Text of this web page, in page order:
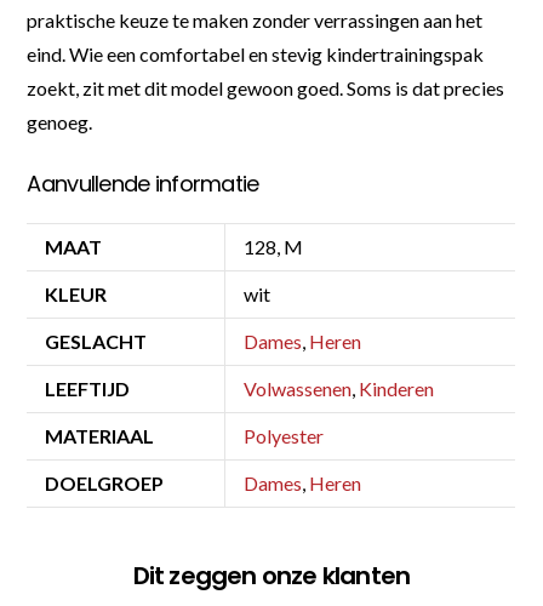
praktische keuze te maken zonder verrassingen aan het
eind. Wie een comfortabel en stevig kindertrainingspak
zoekt, zit met dit model gewoon goed. Soms is dat precies
genoeg.
Aanvullende informatie
MAAT 128, M
KLEUR wit
GESLACHT Dames, Heren
LEEFTIJD Volwassenen, Kinderen
MATERIAAL Polyester
DOELGROEP Dames, Heren
Dit zeggen onze klanten